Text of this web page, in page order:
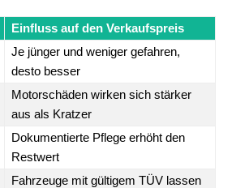
Einfluss auf den Verkaufspreis
Je jünger und weniger gefahren,
desto besser
Motorschäden wirken sich stärker
aus als Kratzer
Dokumentierte Pflege erhöht den
Restwert
Fahrzeuge mit gültigem TÜV lassen